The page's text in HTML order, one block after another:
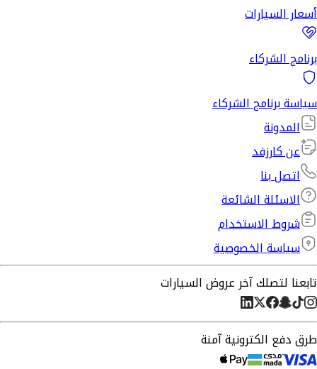
أسعار السيارات
برنامج الشركاء
سياسة برنامج الشركاء
المدونة
عن كارزفد
اتصل بنا
الاسئلة الشائعة
شروط الاستخدام
سياسة الخصوصية
تابعنا لتصلك آخر عروض السيارات
طرق دفع الكترونية آمنة